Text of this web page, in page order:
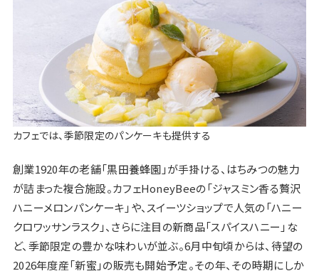
カフェでは、季節限定のパンケーキも提供する
創業1920年の老舗「黒田養蜂園」が手掛ける、はちみつの魅力
が詰まった複合施設。カフェHoneyBeeの「ジャスミン香る贅沢
ハニーメロンパンケーキ」や、スイーツショップで人気の「ハニー
クロワッサンラスク」、さらに注目の新商品「スパイスハニー」な
ど、季節限定の豊かな味わいが並ぶ。6月中旬頃からは、待望の
2026年度産「新蜜」の販売も開始予定。その年、その時期にしか